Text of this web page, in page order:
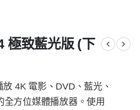
極致藍光版 (下
4K 電影、DVD、藍光、
全方位媒體播放器。使用